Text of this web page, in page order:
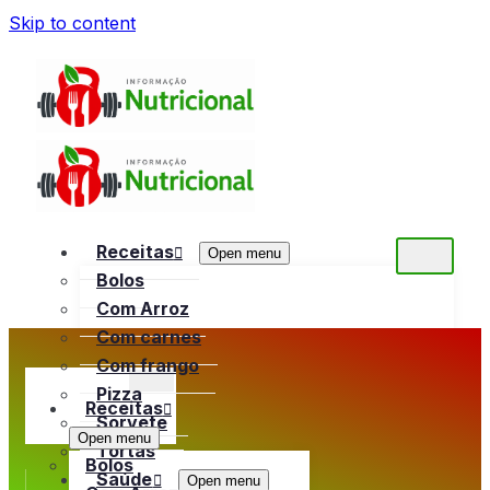
Skip to content
Receitas Open menu
Bolos
Com Arroz
Com carnes
Com frango
Pizza
Sorvete
Tortas
Saúde
Open menu
Receitas
Open menu
Bolos